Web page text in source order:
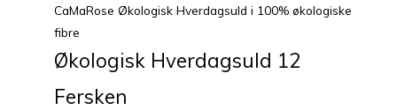
CaMaRose Økologisk Hverdagsuld i 100% økologiske
fibre
Økologisk Hverdagsuld 12
Fersken